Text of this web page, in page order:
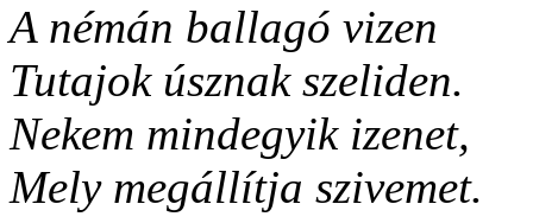
A némán ballagó vizen
Tutajok úsznak szeliden.
Nekem mindegyik izenet,
Mely megállítja szivemet.